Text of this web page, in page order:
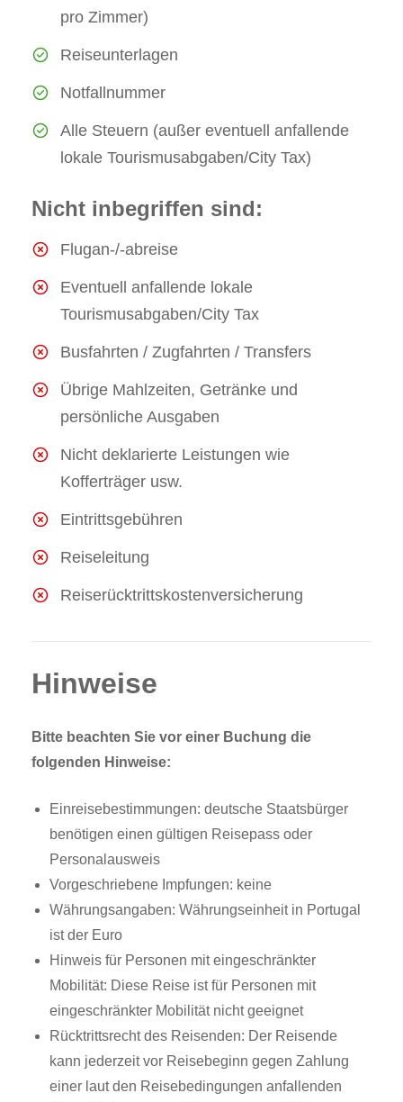
pro Zimmer)
Reiseunterlagen
Notfallnummer
Alle Steuern (außer eventuell anfallende
lokale Tourismusabgaben/City Tax)
Nicht inbegriffen sind:
Flugan-/-abreise
Eventuell anfallende lokale
Tourismusabgaben/City Tax
Busfahrten / Zugfahrten / Transfers
Übrige Mahlzeiten, Getränke und
persönliche Ausgaben
Nicht deklarierte Leistungen wie
Kofferträger usw.
Eintrittsgebühren
Reiseleitung
Reiserücktrittskostenversicherung
Hinweise
Bitte beachten Sie vor einer Buchung die
folgenden Hinweise:
Einreisebestimmungen: deutsche Staatsbürger
benötigen einen gültigen Reisepass oder
Personalausweis
Vorgeschriebene Impfungen: keine
Währungsangaben: Währungseinheit in Portugal
ist der Euro
Hinweis für Personen mit eingeschränkter
Mobilität: Diese Reise ist für Personen mit
eingeschränkter Mobilität nicht geeignet
Rücktrittsrecht des Reisenden: Der Reisende
kann jederzeit vor Reisebeginn gegen Zahlung
einer laut den Reisebedingungen anfallenden